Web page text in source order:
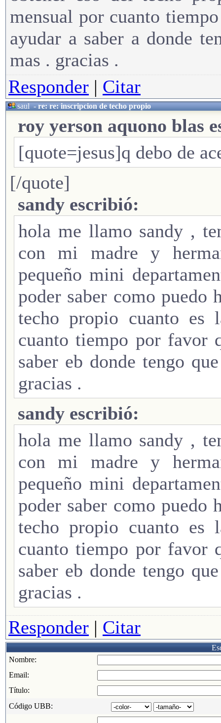
mensual por cuanto
ayudar a saber a donde
mas . gracias .
Responder | Citar
saul-re: re: inscripcion de techo propio
roy yerson aquono blas
[quote=jesus]q debo de
[/quote]
sandy escribió:
hola me llamo sandy ,
con mi madre y
pequeño mini
poder saber como puedo
techo propio cuanto
cuanto tiempo por favor
saber eb donde tengo
gracias .
sandy escribió:
hola me llamo sandy ,
con mi madre y
pequeño mini
poder saber como puedo
techo propio cuanto
cuanto tiempo por favor
saber eb donde tengo
gracias .
Responder | Citar
Nombre:
Email:
Título:
Código UBB: